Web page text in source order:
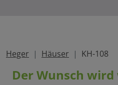
Heger Häuser KH-108
Der Wunsch